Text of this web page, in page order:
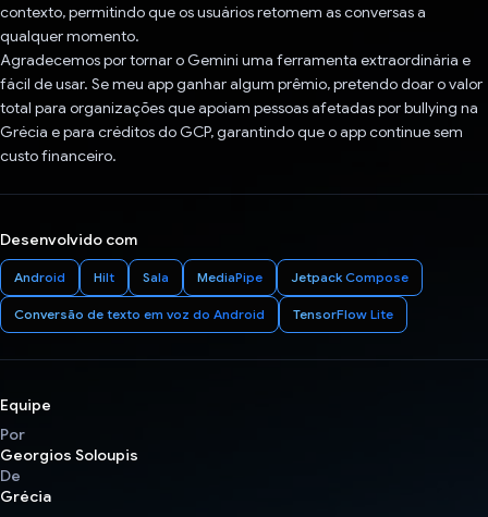
contexto, permitindo que os usuários retomem as conversas a
qualquer momento.
Agradecemos por tornar o Gemini uma ferramenta extraordinária e
fácil de usar. Se meu app ganhar algum prêmio, pretendo doar o valor
total para organizações que apoiam pessoas afetadas por bullying na
Grécia e para créditos do GCP, garantindo que o app continue sem
custo financeiro.
Desenvolvido com
Android Hilt Sala MediaPipe Jetpack Compose
Conversão de texto em voz do Android TensorFlow Lite
Equipe
Por
Georgios Soloupis
De
Grécia